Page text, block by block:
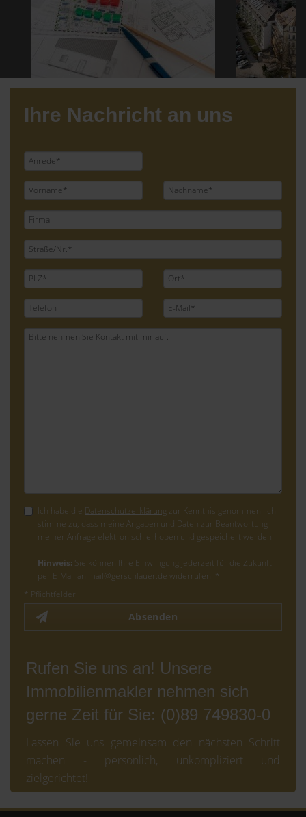
Ihre Nachricht an uns
Ich habe die Datenschutzerklärung zur Kenntnis genommen. Ich
stimme zu, dass meine Angaben und Daten zur Beantwortung
meiner Anfrage elektronisch erhoben und gespeichert werden.
Hinweis: Sie können Ihre Einwilligung jederzeit für die Zukunft
per E-Mail an mail@gerschlauer.de widerrufen. *
* Pflichtfelder
Absenden
Rufen Sie uns an! Unsere
Immobilienmakler nehmen sich
gerne Zeit für Sie: (0)89 749830-0
Lassen Sie uns gemeinsam den nächsten Schritt
machen - persönlich, unkompliziert und
zielgerichtet!